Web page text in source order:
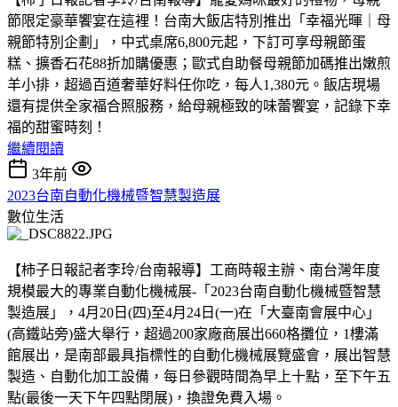
節限定豪華饗宴在這裡！台南大飯店特別推出「幸福光暉｜母
親節特別企劃」，中式桌席6,800元起，下訂可享母親節蛋
糕、擴香石花88折加購優惠；歐式自助餐母親節加碼推出嫩煎
羊小排，超過百道奢華好料任你吃，每人1,380元。飯店現場
還有提供全家福合照服務，給母親極致的味蕾饗宴，記錄下幸
福的甜蜜時刻！
繼續閱讀
3年前
2023台南自動化機械暨智慧製造展
數位生活
【柿子日報記者李玲/台南報導】工商時報主辦、南台灣年度
規模最大的專業自動化機械展-「2023台南自動化機械暨智慧
製造展」，4月20日(四)至4月24日(一)在「大臺南會展中心」
(高鐵站旁)盛大舉行，超過200家廠商展出660格攤位，1樓滿
館展出，是南部最具指標性的自動化機械展覽盛會，展出智慧
製造、自動化加工設備，每日參觀時間為早上十點，至下午五
點(最後一天下午四點閉展)，換證免費入場。